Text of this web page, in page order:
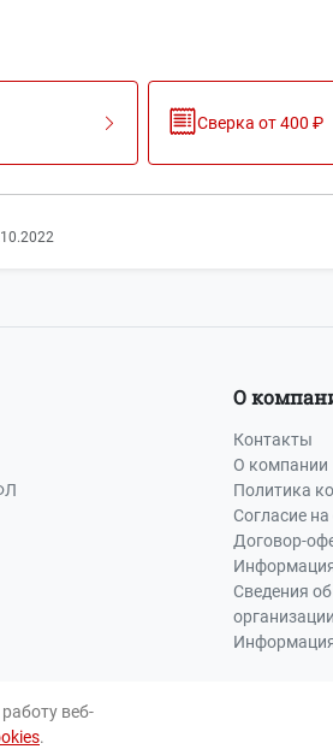
Сверка от 400 ₽
О
Контакты
О компании
Политика
Согласие
Договор-
Сведения
организации
веб-
.